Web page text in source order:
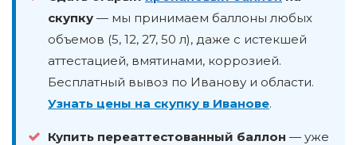
скупку — мы принимаем баллоны любых
объемов (5, 12, 27, 50 л), даже с истекшей
аттестацией, вмятинами, коррозией.
Бесплатный вывоз по Иванову и области.
Узнать цены на скупку в Иванове.
Купить переаттестованный баллон — уже